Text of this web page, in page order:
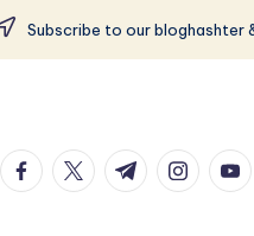
Subscribe to our bloghashter
facebook.com
twitter.com
t.me